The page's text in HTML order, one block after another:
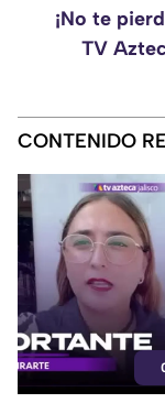
¡No te
TV
CONTENIDO